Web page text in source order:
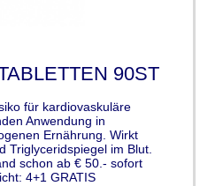
90ST
für kardiovaskuläre
Anwendung in
Ernährung. Wirkt
Triglyceridspiegel im Blut.
schon ab € 50.- sofort
4+1 GRATIS